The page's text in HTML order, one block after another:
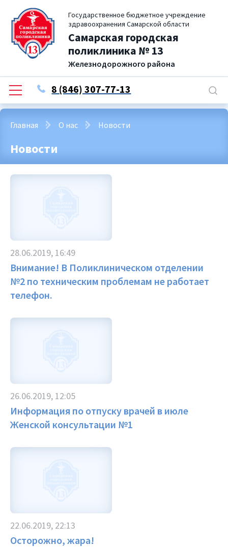
Государственное бюджетное учреждение
здравоохранения Самарской области
Самарская городская
поликлиника № 13
Железнодорожного района
8 (846) 307-77-13
Главная О нас Новости
Новости
28.06.2019, 16:49
Внимание! В Поликлиническом отделении
№2 по техническим проблемам не работает
телефон.
26.06.2019, 12:05
Информация по отпуску врачей в июле
Женской консультации №1
22.06.2019, 22:13
Осторожно, жара!